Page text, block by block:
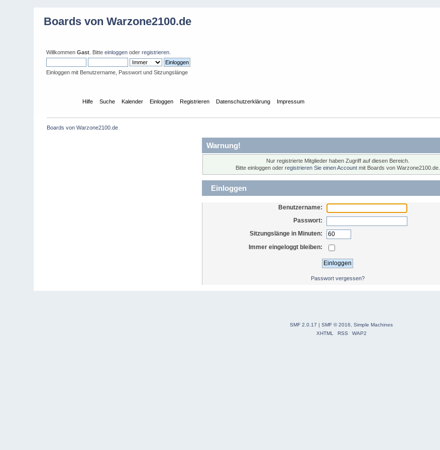
Boards von Warzone2100.de
WillkommenGast . Bitteeinloggen oderregistrieren
Einloggen mit Benutzername, Passwort und Sitzungslänge
Hilfe Suche Kalender Einloggen Registrieren Datenschutzerklärung Impressum
Boards von Warzone2100.de
Warnung!
Nur registrierte Mitglieder haben Zugriff auf diesen Bereich.
Bitte einloggen oder registrieren Sie einen Accountmit Boards von Warzone2100.de.
Einloggen
Benutzername:
Passwort:
Sitzungslänge in Minuten:
Immer eingeloggt bleiben:
Passwort vergessen?
SMF 2.0.17 | SMF © 2016
Simple Machines
XHTML
RSS WAP2